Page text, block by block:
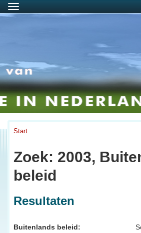
Menu
Start
Zoek: 2003,
beleid
Resultaten
Buitenlands beleid: